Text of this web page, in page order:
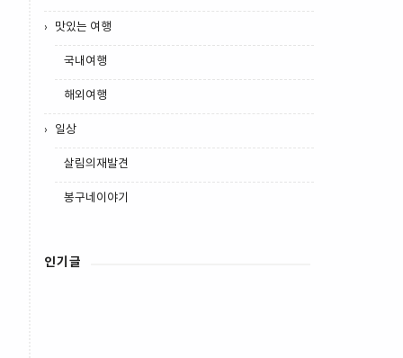
맛있는 여행
국내여행
해외여행
일상
살림의재발견
봉구네이야기
인기글